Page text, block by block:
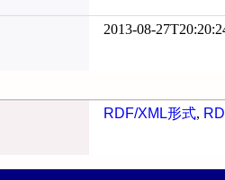
2013-08-
RDF/XML形式,